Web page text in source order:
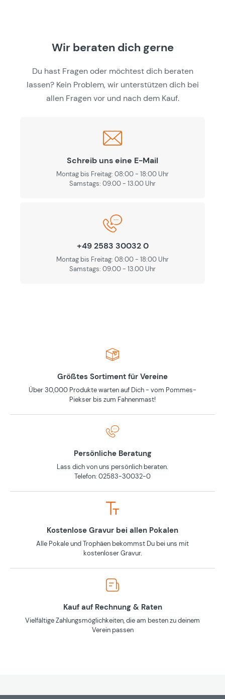
Wir beraten dich gerne
Du hast Fragen oder möchtest dich beraten
lassen? Kein Problem, wir unterstützen dich bei
allen Fragen vor und nach dem Kauf.
Schreib uns eine E-Mail
Montag bis Freitag: 08:00 - 18:00 Uhr
Samstags: 09.00 - 13.00 Uhr
+49 2583 30032 0
Montag bis Freitag: 08:00 - 18:00 Uhr
Samstags: 09.00 - 13.00 Uhr
Größtes Sortiment für Vereine
Über 30,000 Produkte warten auf Dich - vom Pommes-
Piekser bis zum Fahnenmast!
Persönliche Beratung
Lass dich von uns persönlich beraten.
Telefon: 02583-30032-0
Kostenlose Gravur bei allen Pokalen
Alle Pokale und Trophäen bekommst Du bei uns mit
kostenloser Gravur.
Kauf auf Rechnung & Raten
Vielfältige Zahlungsmöglichkeiten, die am besten zu deinem
Verein passen